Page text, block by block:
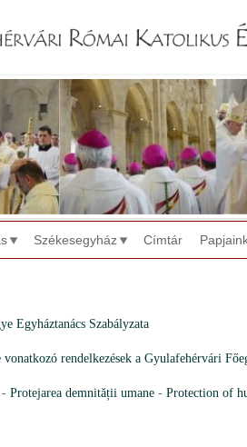
Székesegyház Címtár
Egyháztanács Szabályzata
rendelkezések a Gyulafehérvári
- Protejarea demnității umane - Protection of